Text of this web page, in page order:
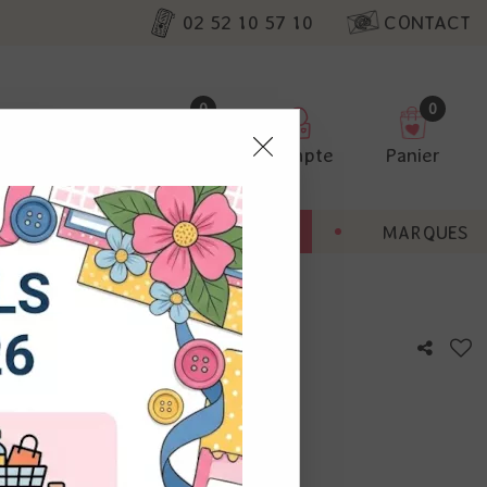
02 52 10 57 10 CONTACT
0
Compte
0
Panier
BONNES AFFAIRES MARQUES
Maman Papa #506 - Or
avis !
nos
non
Vous
à droite